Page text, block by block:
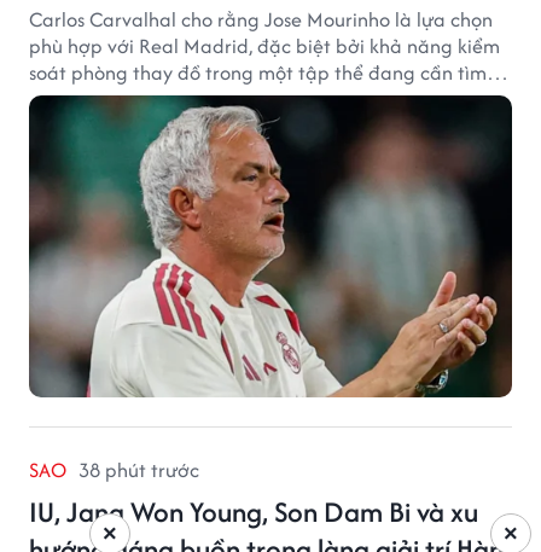
Carlos Carvalhal cho rằng Jose Mourinho là lựa chọn
phù hợp với Real Madrid, đặc biệt bởi khả năng kiểm
soát phòng thay đồ trong một tập thể đang cần tìm
lại sự ổn định.
SAO 38 phút trước
IU, Jang Won Young, Son Dam Bi và xu
×
×